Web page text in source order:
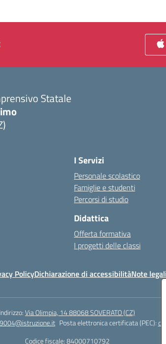
Statale
I Servizi
Personale scolastico
Famiglie e studenti
Percorsi di studio
Didattica
Offerta formativa
I progetti delle classi
PolicyDichiarazione di accessibilitàNote legali
Indirizzo:Via Olimpia, 14 88068 SOVERATO (CZ)
Posta elettronica certificata (PEC):
Codice fiscale: 84000710792